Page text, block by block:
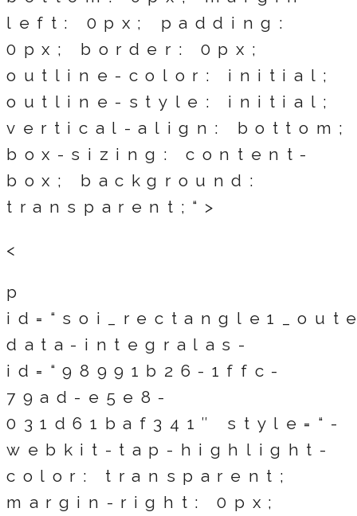
left: 0px; padding:
0px; border: 0px;
outline-color: initial;
outline-style: initial;
vertical-align: bottom;
box-sizing: content-
box; background:
transparent;“>
<
p
data-integralas-
id=“98991b26-1ffc-
79ad-e5e8-
031d61baf341″ style=“-
webkit-tap-highlight-
color: transparent;
margin-right: 0px;